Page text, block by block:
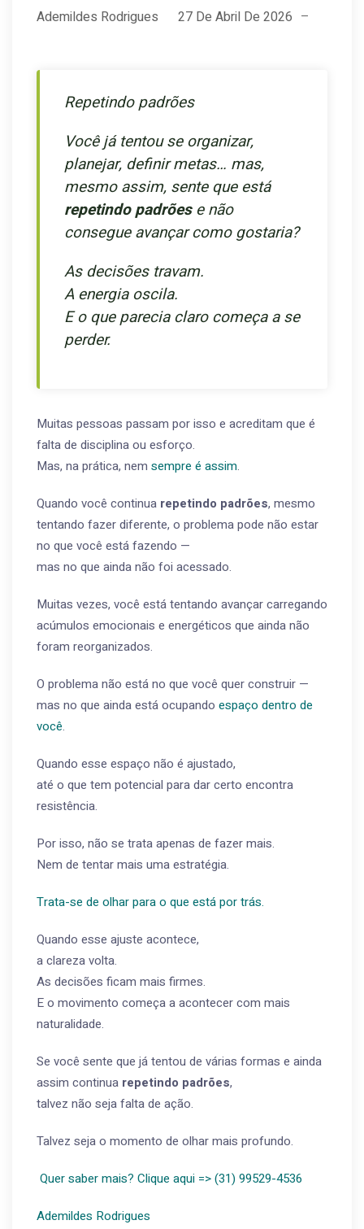
Ademildes Rodrigues 27 De Abril De 2026
Repetindo padrões
Você já tentou se organizar,
planejar, definir metas… mas,
mesmo assim, sente que está
repetindo padrõese não
consegue avançar como gostaria?
As decisões travam.
A energia oscila.
E o que parecia claro começa a se
perder.
Muitas pessoas passam por isso e acreditam que é
falta de disciplina ou esforço.
Mas, na prática, nem sempre é assim.
Quando você continua repetindo padrões, mesmo
tentando fazer diferente, o problema pode não estar
no que você está fazendo —
mas no que ainda não foi acessado.
Muitas vezes, você está tentando avançar carregando
acúmulos emocionais e energéticos que ainda não
foram reorganizados.
O problema não está no que você quer construir —
mas no que ainda está ocupando espaço dentro de
você.
Quando esse espaço não é ajustado,
até o que tem potencial para dar certo encontra
resistência.
Por isso, não se trata apenas de fazer mais.
Nem de tentar mais uma estratégia.
Trata-se de olhar para o que está por trás.
Quando esse ajuste acontece,
a clareza volta.
As decisões ficam mais firmes.
E o movimento começa a acontecer com mais
naturalidade.
Se você sente que já tentou de várias formas e ainda
assim continua repetindo padrões,
talvez não seja falta de ação.
Talvez seja o momento de olhar mais profundo.
Quer saber mais? Clique aqui => (31) 99529-4536
Ademildes Rodrigues